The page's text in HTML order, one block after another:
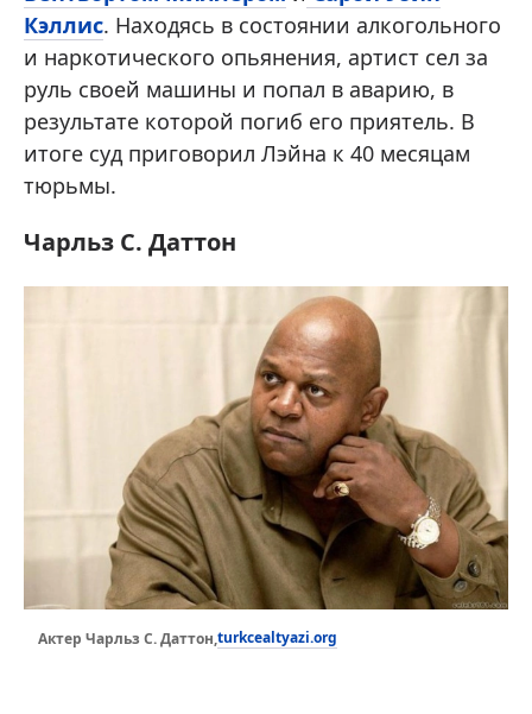
Кэллис. Находясь в состоянии алкогольного
и наркотического опьянения, артист сел за
руль своей машины и попал в аварию, в
результате которой погиб его приятель. В
итоге суд приговорил Лэйна к 40 месяцам
тюрьмы.
Чарльз С. Даттон
Актер Чарльз С. Даттон,turkcealtyazi.org